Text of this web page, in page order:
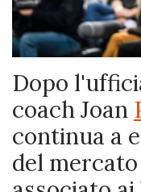
Dopo
coach Joan
continua a
del